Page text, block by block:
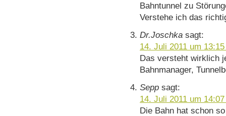
Bahntunnel zu
Verstehe ich das
Dr.Joschka sagt:
14. Juli 2011 um
Das versteht wirklich
Bahnmanager,
Sepp sagt:
14. Juli 2011 um
Die Bahn hat schon